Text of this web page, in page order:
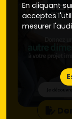
En cliquant
acceptes
mesurer